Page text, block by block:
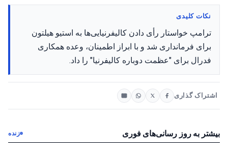
نکات کلیدی
ترامپ خواستار رأی دادن کالیفرنیایی‌ها به استیو هیلتون
برای فرمانداری شد و با ابراز اطمینان، وعده همکاری
فدرال برای "عظمت دوباره کالیفرنیا" را داد.
اشتراک گذاری
بیشتر به روز رسانی‌های فوری زنده